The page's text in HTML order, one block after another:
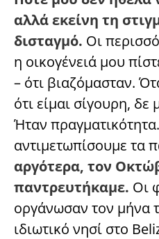
αλλά εκείνη τη
δισταγμό. Οι
η οικογένειά μου
– ότι βιαζόμασταν.
ότι είμαι σίγουρη,
Ήταν
αντιμετωπίσουμε τα
αργότερα, τον
παντρευτήκαμε. Οι
οργάνωσαν τον μήνα
ιδιωτικό νησί στο